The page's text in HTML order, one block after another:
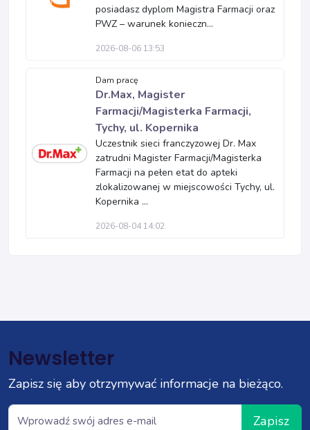
posiadasz dyplom Magistra Farmacji oraz
PWZ – warunek konieczn...
2026-08-06 13:53
Dam pracę
Dr.Max, Magister
Farmacji/Magisterka Farmacji,
Tychy, ul. Kopernika
Uczestnik sieci franczyzowej Dr. Max
zatrudni Magister Farmacji/Magisterka
Farmacji na pełen etat do apteki
zlokalizowanej w miejscowości Tychy, ul.
Kopernika ...
2026-08-04 14:02
Newsletter
Zapisz się aby otrzymywać informacje na bieżąco.
Zapisz